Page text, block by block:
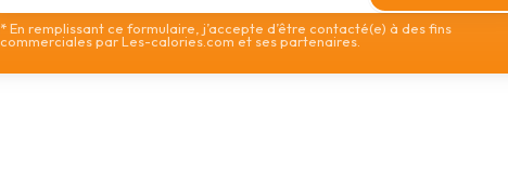
*En remplissant ce formulaire, j’accepte d’être contacté(e) à des fins
commerciales par Les-calories.com et ses partenaires.